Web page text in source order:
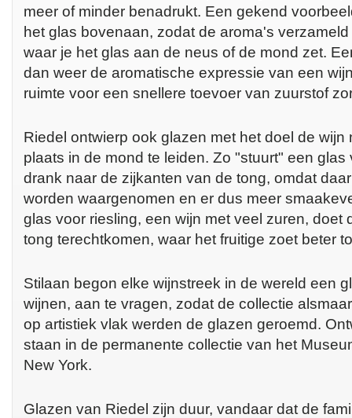
meer of minder benadrukt. Een gekend
het glas bovenaan, zodat de aroma's
waar je het glas aan de neus of de mond zet.
dan weer de aromatische expressie van een
ruimte voor een snellere toevoer van zuurstof
Riedel ontwierp ook glazen met het doel de wijn
plaats in de mond te leiden. Zo "stuurt" een glas
drank naar de zijkanten van de tong, omdat
worden waargenomen en er dus meer
glas voor riesling, een wijn met veel zuren, doet
tong terechtkomen, waar het fruitige zoet beter
Stilaan begon elke wijnstreek in de wereld een
wijnen, aan te vragen, zodat de collectie
op artistiek vlak werden de glazen geroemd.
staan in de permanente collectie van het
New York.
Glazen van Riedel zijn duur, vandaar dat de